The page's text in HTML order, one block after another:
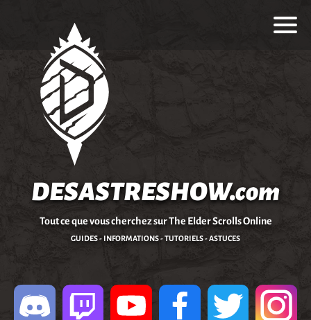
DESASTRESHOW.com
Tout ce que vous cherchez sur The Elder Scrolls Online
GUIDES - INFORMATIONS - TUTORIELS - ASTUCES